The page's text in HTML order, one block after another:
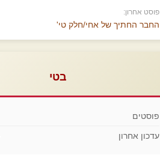
פוסט אחרון:
החבר החתיך של אחי/חלק טי'
בטי
פוסטים
עדכון אחרון